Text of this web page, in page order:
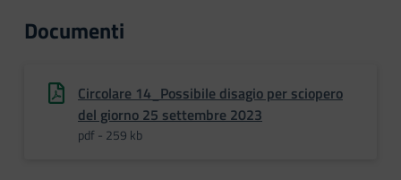
Documenti
Circolare 14_Possibile disagio per sciopero
del giorno 25 settembre 2023
pdf - 259 kb